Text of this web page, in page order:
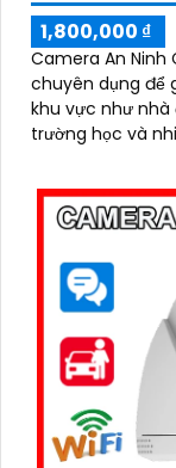
1,800,000 ₫
Camera An Ninh
chuyên dụng để
khu vực như nhà
trường học và